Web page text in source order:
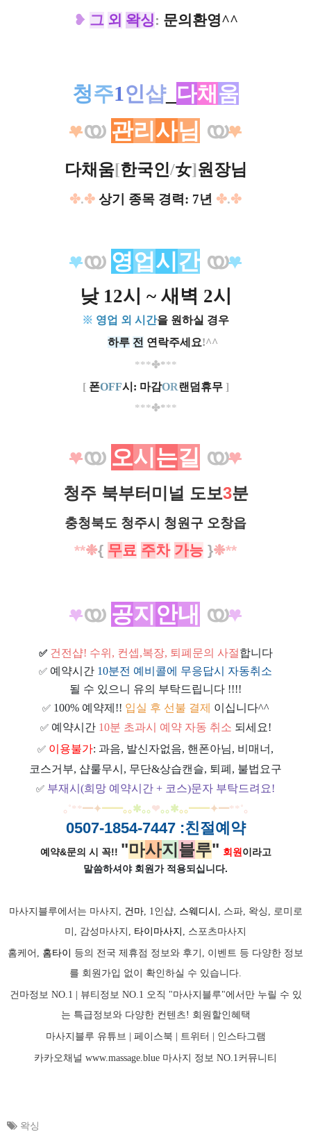
❥ 그 외 왁싱: 문의환영^^
청주1인샵_ 다채 움
♥യ 관리 사님 യ♥
다채움[한국인/女] 원장님
✤.✤ 상기 종목 경력: 7년 ✤.✤
♥യ 영업 시 간 യ♥
낮 12시 ~ 새벽 2시
※ 영업 외 시간을 원하실 경우
하루 전 연락주세요!^^
***✤***
[ 폰OFF시: 마감OR랜덤휴무 ]
***✤***
♥യ 오시는길 യ♥
청주 북부터미널 도보3분
충청북도 청주시 청원구 오창읍
**❉{ 무료 주차 가능 }❉**
♥യ 공지 안내 യ♥
✅ 건전샵! 수위, 컨셉,복장, 퇴폐문의 사절합니다
✅ 예약시간 10분전 예비콜에 무응답시 자동취소
될 수 있으니 유의 부탁드립니다 !!!!
✅ 100% 예약제!! 입실 후 선불 결제 이십니다^^
✅ 예약시간 10분 초과시 예약 자동 취소 되세요!
✅ 이용불가: 과음, 발신자없음, 핸폰아님, 비매너,
코스거부, 샵룰무시, 무단&상습캔슬, 퇴폐, 불법요구
✅ 부재시(희망 예약시간 + 코스)문자 부탁드려요!
｡˚**━✦━━｡｡✱｡｡❤｡｡✱｡｡━━✦━**˚｡
0507-1854-7447:친절예약
예약&문의 시 꼭!! "마사지 블루" 회원이라고
말씀하셔야 회원가 적용되십니다.
마사지블루에서는 마사지, 건마, 1인샵, 스웨디시 , 스파, 왁싱, 로미로
미, 감성마사지, 타이마사지 , 스포츠마사지
홈케어, 홈타이 등의 전국 제휴점 정보와 후기, 이벤트 등 다양한 정보
를 회원가입 없이 확인하실 수 있습니다.
건마정보 NO.1 | 뷰티정보 NO.1 오직 "마사지블루"에서만 누릴 수 있
는 특급정보와 다양한 컨텐츠! 회원할인혜택
마사지블루 유튜브 | 페이스북 | 트위터 | 인스타그램
카카오채널 www.massage.blue 마사지 정보 NO.1커뮤니티
왁싱